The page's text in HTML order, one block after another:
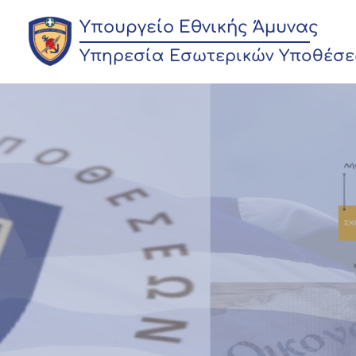
Υπουργείο Εθνικής Άμυνας
Υπηρεσία Εσωτερικών